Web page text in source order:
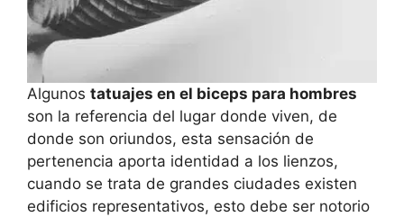
Algunos tatuajes en el biceps para hombres
son la referencia del lugar donde viven, de
donde son oriundos, esta sensación de
pertenencia aporta identidad a los lienzos,
cuando se trata de grandes ciudades existen
edificios representativos, esto debe ser notorio